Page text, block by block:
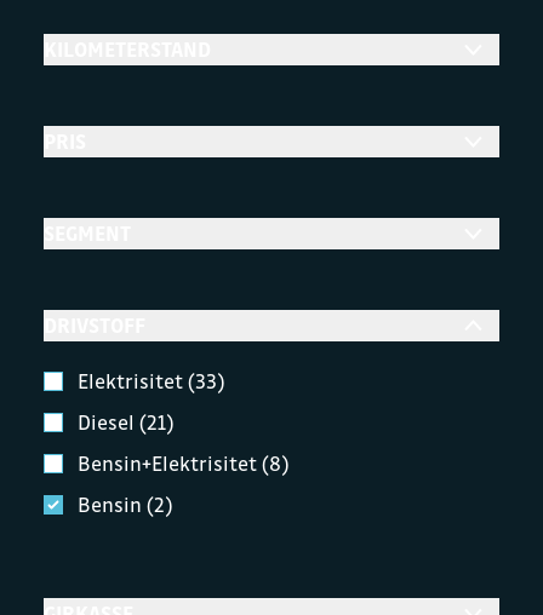
Elektrisitet (33)
Diesel (21)
Bensin+Elektrisitet (8)
Bensin (2)